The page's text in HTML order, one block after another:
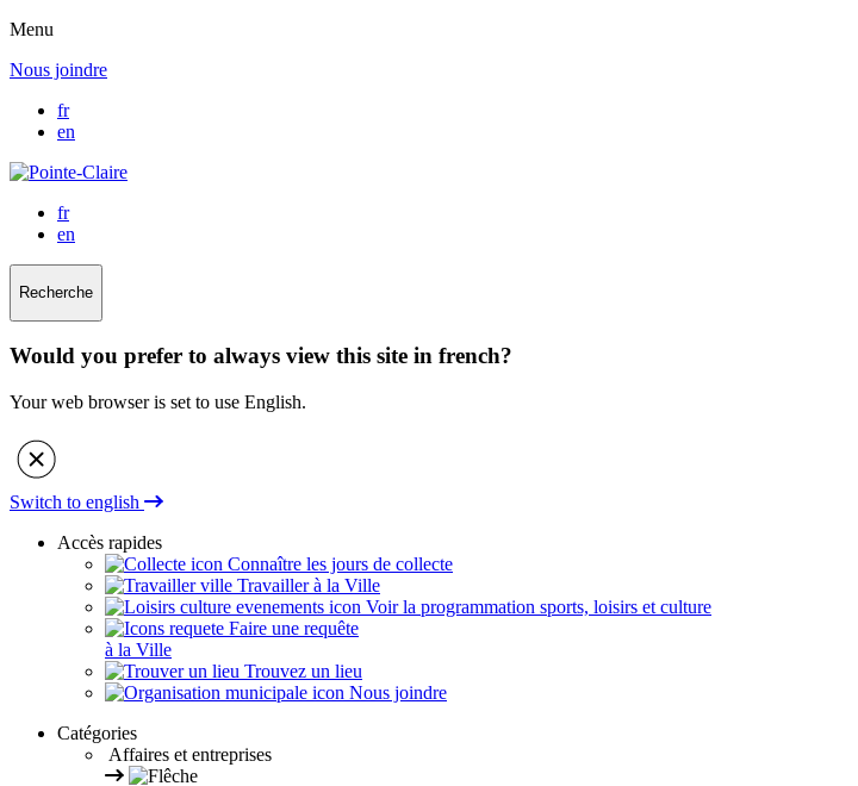
Menu
Nous joindre
fr
en
fr
en
Recherche
Would you prefer to always view this site in french?
Your web browser is set to use English.
Switch to english
Accès rapides
Connaître les jours de collecte
Travailler à la Ville
Voir la programmation sports, loisirs et culture
Faire une requête
à la Ville
Trouvez un lieu
Nous joindre
Catégories
Affaires et entreprises